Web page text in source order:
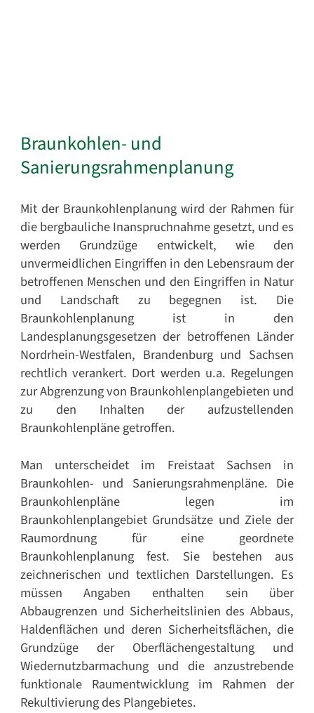
Braunkohlen- und
Sanierungsrahmenplanung
Mit der Braunkohlenplanung wird der Rahmen für
die bergbauliche Inanspruchnahme gesetzt, und es
werden Grundzüge entwickelt, wie den
unvermeidlichen Eingriffen in den Lebensraum der
betroffenen Menschen und den Eingriffen in Natur
und Landschaft zu begegnen ist. Die
Braunkohlenplanung ist in den
Landesplanungsgesetzen der betroffenen Länder
Nordrhein-Westfalen, Brandenburg und Sachsen
rechtlich verankert. Dort werden u.a. Regelungen
zur Abgrenzung von Braunkohlenplangebieten und
zu den Inhalten der aufzustellenden
Braunkohlenpläne getroffen.
Man unterscheidet im Freistaat Sachsen in
Braunkohlen- und Sanierungsrahmenpläne. Die
Braunkohlenpläne legen im
Braunkohlenplangebiet Grundsätze und Ziele der
Raumordnung für eine geordnete
Braunkohlenplanung fest. Sie bestehen aus
zeichnerischen und textlichen Darstellungen. Es
müssen Angaben enthalten sein über
Abbaugrenzen und Sicherheitslinien des Abbaus,
Haldenflächen und deren Sicherheitsflächen, die
Grundzüge der Oberflächengestaltung und
Wiedernutzbarmachung und die anzustrebende
funktionale Raumentwicklung im Rahmen der
Rekultivierung des Plangebietes.